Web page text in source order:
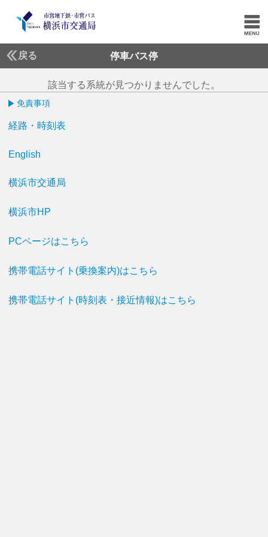
戻る 停車バス停
該当する系統が見つかりませんでした。
免責事項
経路・時刻表
English
横浜市交通局
横浜市HP
PCページはこちら
携帯電話サイト(乗換案内)はこちら
携帯電話サイト(時刻表・接近情報)はこちら